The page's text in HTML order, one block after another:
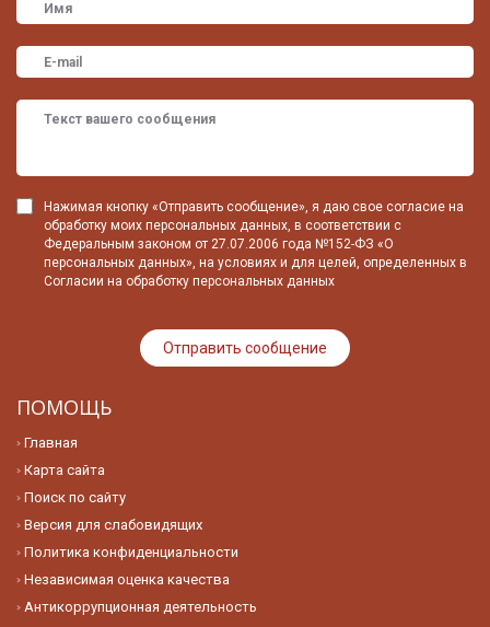
Нажимая кнопку «Отправить сообщение», я даю свое согласие на
обработку моих персональных данных, в соответствии с
Федеральным законом от 27.07.2006 года №152-ФЗ «О
персональных данных», на условиях и для целей, определенных в
Согласии на обработку персональных данных
ПОМОЩЬ
Главная
Карта сайта
Поиск по сайту
Версия для слабовидящих
Политика конфиденциальности
Независимая оценка качества
Антикоррупционная деятельность